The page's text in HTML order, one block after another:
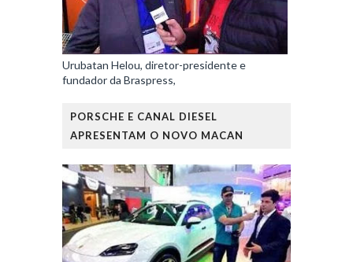
Urubatan Helou, diretor-presidente e
fundador da Braspress,
PORSCHE E CANAL DIESEL
APRESENTAM O NOVO MACAN